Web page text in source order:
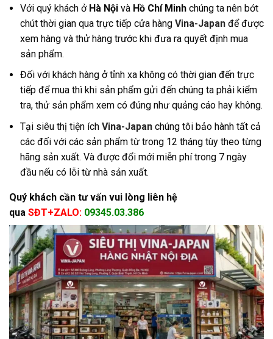
Với quý khách ở Hà Nội và Hồ Chí Minh chúng ta nên bớt
chút thời gian qua trực tiếp cửa hàng Vina-Japan để được
xem hàng và thử hàng trước khi đưa ra quyết định mua
sản phẩm.
Đối với khách hàng ở tỉnh xa không có thời gian đến trực
tiếp để mua thì khi sản phẩm gửi đến chúng ta phải kiểm
tra, thử sản phẩm xem có đúng như quảng cáo hay không.
Tại siêu thị tiện ích Vina-Japan chúng tôi bảo hành tất cả
các đối với các sản phẩm từ trong 12 tháng tùy theo từng
hãng sản xuất. Và được đổi mới miễn phí trong 7 ngày
đầu nếu có lỗi từ nhà sản xuất.
Quý khách cần tư vấn vui lòng liên hệ
qua SĐT+ZALO: 09345.03.386